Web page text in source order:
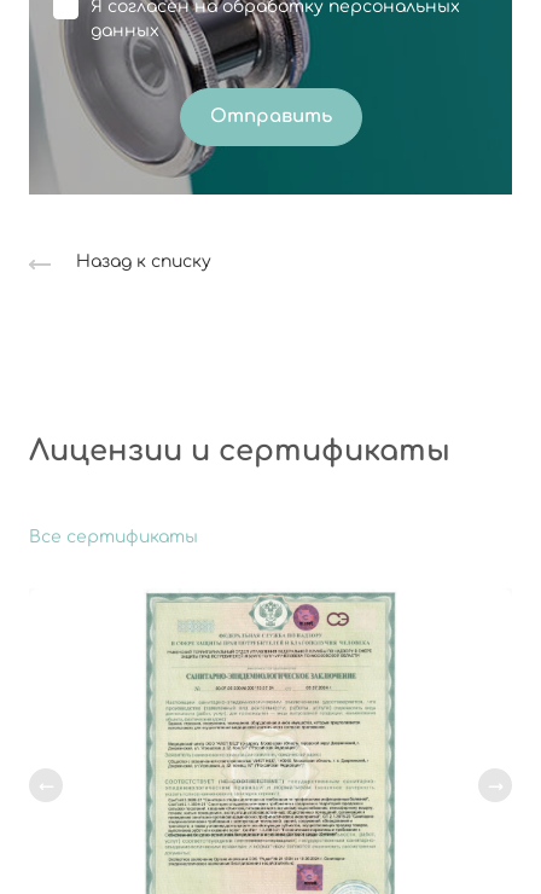
Я согласен наобработку персональных
данных
Отправить
Назад к списку
Лицензии и сертификаты
Все сертификаты